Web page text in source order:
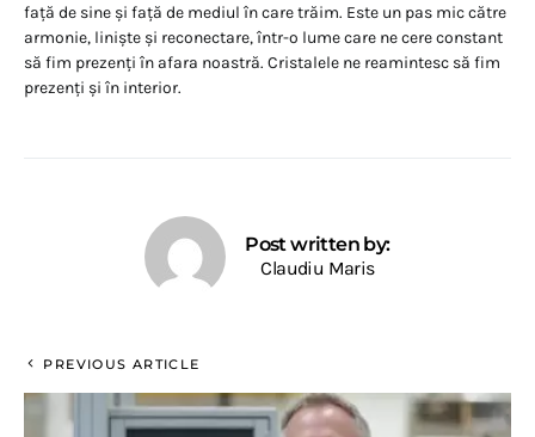
față de sine și față de mediul în care trăim. Este un pas mic către
armonie, liniște și reconectare, într-o lume care ne cere constant
să fim prezenți în afara noastră. Cristalele ne reamintesc să fim
prezenți și în interior.
Post written by:
Claudiu Maris
PREVIOUS ARTICLE